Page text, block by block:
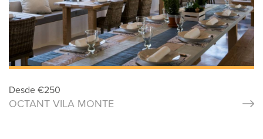
Desde €250
OCTANT VILA MONTE